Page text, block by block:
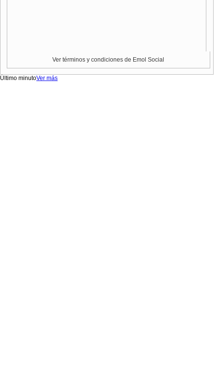
Ver términos y condiciones de Emol Social
Último minutoVer más